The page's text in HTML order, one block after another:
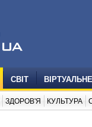
СВІТ
ЗДОРОВ'Я КУЛЬТУРА